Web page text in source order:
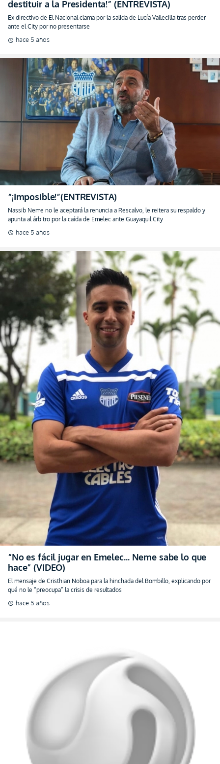
destituir a la Presidenta!” (ENTREVISTA)
Ex directivo de El Nacional clama por la salida de Lucía Vallecilla tras perder
ante el City por no presentarse
schedule hace 5 años
“¡Imposible!”(ENTREVISTA)
Nassib Neme no le aceptará la renuncia a Rescalvo, le reitera su respaldo y
apunta al árbitro por la caída de Emelec ante Guayaquil City
schedule hace 5 años
“No es fácil jugar en Emelec… Neme sabe lo que
hace” (VIDEO)
El mensaje de Cristhian Noboa para la hinchada del Bombillo, explicando por
qué no le “preocupa” la crisis de resultados
schedule hace 5 años